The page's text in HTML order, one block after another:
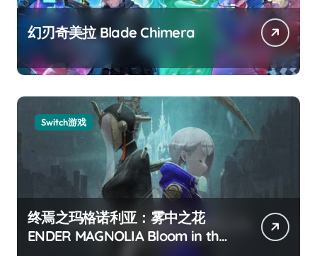
幻刃奇美拉 Blade Chimera
Switch游戏
终焉之玛格诺利亚：雾中之花
ENDER MAGNOLIA Bloom in the